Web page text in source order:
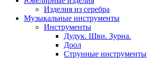
Изделия из серебра
Музыкальные инструменты
Инструменты
Дудук. Шви. Зурна.
Доол
Струнные инструменты